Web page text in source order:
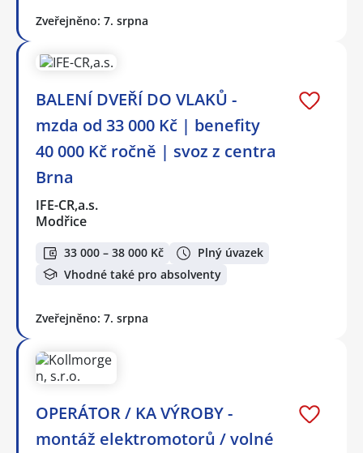
Zveřejněno: 7. srpna
BALENÍ DVEŘÍ DO VLAKŮ -
mzda od 33 000 Kč | benefity
40 000 Kč ročně | svoz z centra
Brna
IFE-CR,a.s.
Modřice
33 000 – 38 000 Kč
Plný úvazek
Vhodné také pro absolventy
Zveřejněno: 7. srpna
OPERÁTOR / KA VÝROBY -
montáž elektromotorů / volné